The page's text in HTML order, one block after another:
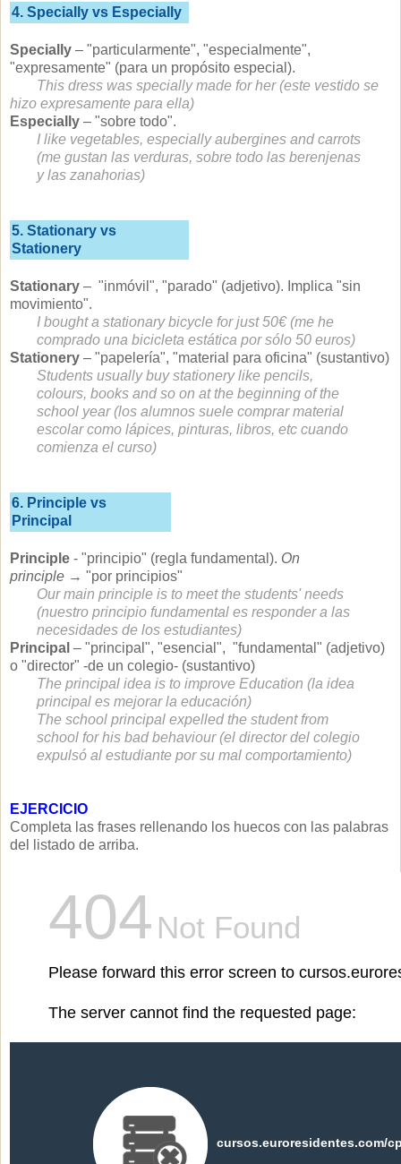
4. Specially vs Especially
Specially – "particularmente", "especialmente",
"expresamente" (para un propósito especial).
This dress was specially made for her (este vestido se
hizo expresamente para ella)
Especially – "sobre todo".
I like vegetables, especially aubergines and carrots
(me gustan las verduras, sobre todo las berenjenas
y las zanahorias)
5. Stationary vs
Stationery
Stationary – "inmóvil", "parado" (adjetivo). Implica "sin
movimiento".
I bought a stationary bicycle for just 50€ (me he
comprado una bicicleta estática por sólo 50 euros)
Stationery – "papelería", "material para oficina" (sustantivo)
Students usually buy stationery like pencils,
colours, books and so on at the beginning of the
school year (los alumnos suele comprar material
escolar como lápices, pinturas, libros, etc cuando
comienza el curso)
6. Principle vs
Principal
Principle - "principio" (regla fundamental). On
principle → "por principios"
Our main principle is to meet the students' needs
(nuestro principio fundamental es responder a las
necesidades de los estudiantes)
Principal – "principal", "esencial", "fundamental" (adjetivo)
o "director" -de un colegio- (sustantivo)
The principal idea is to improve Education (la idea
principal es mejorar la educación)
The school principal expelled the student from
school for his bad behaviour (el director del colegio
expulsó al estudiante por su mal comportamiento)
EJERCICIO
Completa las frases rellenando los huecos con las palabras
del listado de arriba.